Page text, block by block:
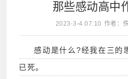
那些感动高中
2023-3-4 07:10 作者：
感动是什么?经我在三的
已死。